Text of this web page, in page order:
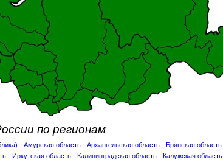
по регионам
- Амурская область - Архангельская область - Брянская область
- Иркутская область - Калининградская область - Калужская область